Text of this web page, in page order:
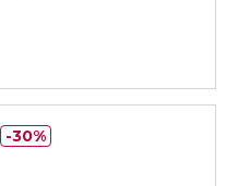
30%